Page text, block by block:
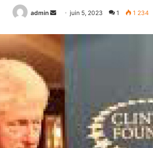
admin
Envoyer
courriel
juin 5, 2023 1 1 234